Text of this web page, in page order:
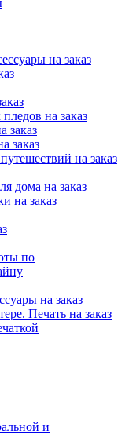
на заказ
на заказ
заказ
заказ
на заказ
дома на заказ
на заказ
по
на заказ
Печать на заказ
и